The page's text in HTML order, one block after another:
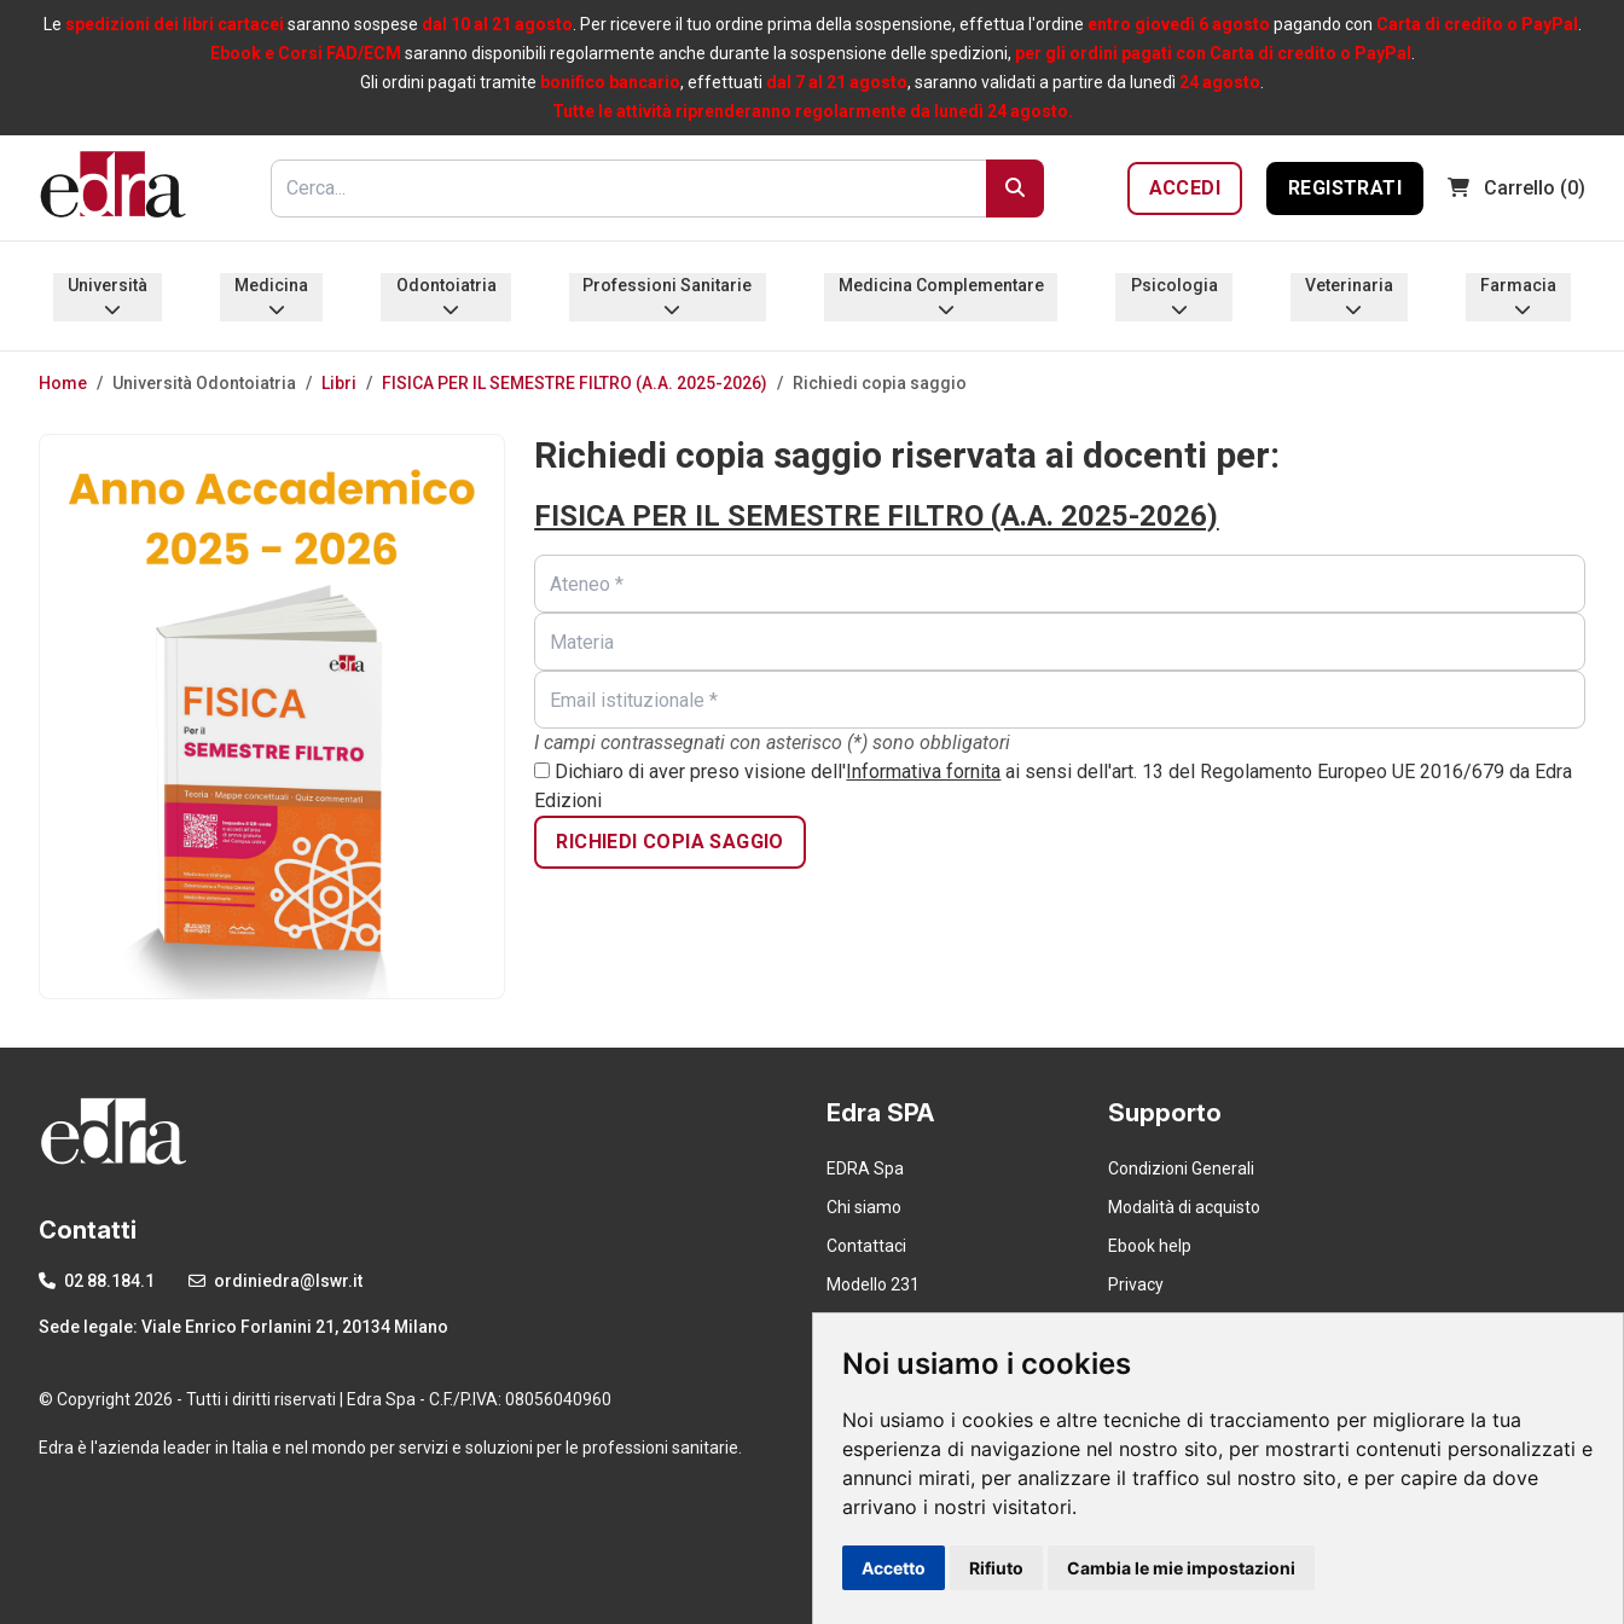
Noi usiamo i cookies
Noi usiamo i cookies e altre tecniche di tracciamento per migliorare la tua
esperienza di navigazione nel nostro sito, per mostrarti contenuti personalizzati e
annunci mirati, per analizzare il traffico sul nostro sito, e per capire da dove
arrivano i nostri visitatori.
Accetto Rifiuto Cambia le mie impostazioni
Le spedizioni dei libri cartacei saranno sospese dal 10 al 21 agosto . Per ricevere il tuo ordine prima della sospensione, effettua l'ordine entro giovedì 6 agosto pagando con Carta di credito o PayPal
Ebook e Corsi FAD/ECM saranno disponibili regolarmente anche durante la sospensione delle spedizioni, per gli ordini pagati con Carta di credito o PayPal
Gli ordini pagati tramite bonifico bancario, effettuati dal 7 al 21 agosto, saranno validati a partire da lunedì 24 agosto
Tutte le attività riprenderanno regolarmente da lunedì 24 agosto.
ACCEDI REGISTRATI Carrello (0)
Medicina Complementare
Home / Università Odontoiatria / Libri / FISICA PER IL SEMESTRE FILTRO (A.A. 2025-2026) / Richiedi copia saggio
Richiedi copia saggio riservata ai docenti per:
FISICA PER IL SEMESTRE FILTRO (A.A. 2025-2026)
I campi contrassegnati con asterisco (*) sono obbligatori
Dichiaro di aver preso visione dell'Informativa fornita ai sensi dell'art. 13 del Regolamento Europeo UE 2016/679 da Edra
Edizioni
RICHIEDI COPIA SAGGIO
Contatti
02 88.184.1 ordiniedra@lswr.it
Sede legale: Viale Enrico Forlanini 21, 20134 Milano
© Copyright 2026 - Tutti i diritti riservati | Edra Spa - C.F./P.IVA: 08056040960
Edra è l'azienda leader in Italia e nel mondo per servizi e soluzioni per le professioni sanitarie.
Edra SPA
EDRA Spa
Chi siamo
Contattaci
Modello 231
Supporto
Condizioni Generali
Modalità di acquisto
Ebook help
Privacy
Spedizione
Pagamenti sicuri